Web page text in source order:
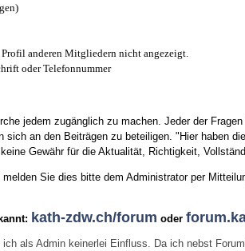
anderen Mitgliedern nicht angezeigt.
oder Telefonnummer
jedem zugänglich zu machen. Jeder der
an den Beiträgen zu beteiligen. "Hier haben
Gewähr für die Aktualität, Richtigkeit,
Sie dies bitte dem Administrator per
kath-zdw.ch/forum oder
als Admin keinerlei Einfluss. Da ich nebst